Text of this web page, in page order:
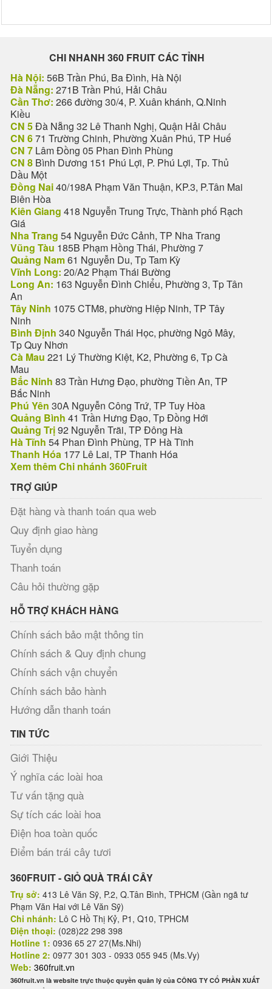
CHI NHANH 360 FRUIT CÁC TỈNH
Hà Nội: 56B Trần Phú, Ba Đình, Hà Nội
Đà Nẵng: 271B Trần Phú, Hải Châu
Cần Thơ: 266 đường 30/4, P. Xuân khánh, Q.Ninh
Kiều
CN 5Đà Nẵng 32 Lê Thanh Nghị, Quận Hải Châu
CN 671 Trường Chinh, Phường Xuân Phú, TP Huế
CN 7 Lâm Đồng 05 Phan Đình Phùng
CN 8 Bình Dương 151 Phú Lợi, P. Phú Lợi, Tp. Thủ
Dầu Một
Đồng Nai40/198A Phạm Văn Thuận, KP.3, P.Tân Mai
Biên Hòa
Kiên Giang 418 Nguyễn Trung Trực, Thành phố Rạch
Giá
Nha Trang 54 Nguyễn Đức Cảnh, TP Nha Trang
Vũng Tàu 185B Phạm Hồng Thái, Phường 7
Quảng Nam61 Nguyễn Du, Tp Tam Kỳ
Vĩnh Long: 20/A2 Phạm Thái Bường
Long An: 163 Nguyễn Đình Chiểu, Phường 3, Tp Tân
An
Tây Ninh 1075 CTM8, phường Hiệp Ninh, TP Tây
Ninh
Bình Định 340 Nguyễn Thái Học, phường Ngô Mây,
Tp Quy Nhơn
Cà Mau 221 Lý Thường Kiệt, K2, Phường 6, Tp Cà
Mau
Bắc Ninh 83 Trần Hưng Đạo, phường Tiền An, TP
Bắc Ninh
Phú Yên 30A Nguyễn Công Trứ, TP Tuy Hòa
Quảng Bình 41 Trần Hưng Đạo, Tp Đồng Hới
Quảng Trị92 Nguyễn Trãi, TP Đông Hà
Hà Tĩnh 54 Phan Đình Phùng, TP Hà Tĩnh
Thanh Hóa 177 Lê Lai, TP Thanh Hóa
Xem thêm Chi nhánh 360Fruit
TRỢ GIÚP
Đặt hàng và thanh toán qua web
Quy định giao hàng
Tuyển dụng
Thanh toán
Câu hỏi thường gặp
HỖ TRỢ KHÁCH HÀNG
Chính sách bảo mật thông tin
Chính sách & Quy định chung
Chính sách vận chuyển
Chính sách bảo hành
Hướng dẫn thanh toán
TIN TỨC
Giới Thiệu
Ý nghĩa các loài hoa
Tư vấn tặng quà
Sự tích các loài hoa
Điện hoa toàn quốc
Điểm bán trái cây tươi
360FRUIT - GIỎ QUÀ TRÁI CÂY
Trụ sở: 413 Lê Văn Sỹ, P.2, Q.Tân Bình, TPHCM (Gần ngã tư
Phạm Văn Hai với Lê Văn Sỹ)
Chi nhánh: Lô C Hồ Thị Kỷ, P1, Q10, TPHCM
Điện thoại: (028)22 298 398
Hotline 1: 0936 65 27 27(Ms.Nhi)
Hotline 2: 0977 301 303 - 0933 055 945 (Ms.Vy)
Web: 360fruit.vn
360fruit.vn là website trực thuộc quyền quản lý của CÔNG TY CỔ PHẦN XUẤT